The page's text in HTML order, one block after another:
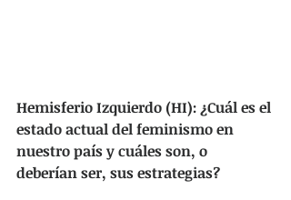
Hemisferio Izquierdo (HI): ¿Cuál es el
estado actual del feminismo en
nuestro país y cuáles son, o
deberían ser, sus estrategias?